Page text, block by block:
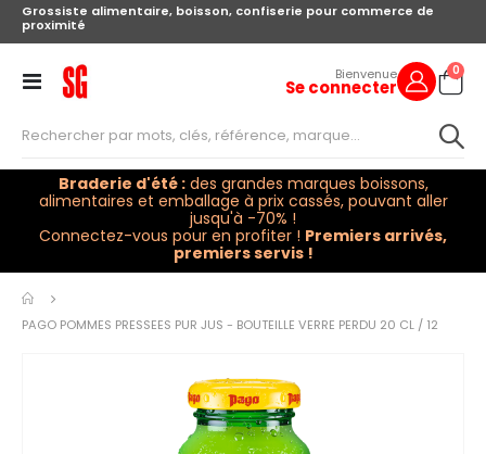
Grossiste alimentaire, boisson, confiserie pour commerce de
proximité
Toggle
Bienvenue
Se connecter Cart
0
Braderie d'été :des grandes marques boissons,
alimentaires et emballage à prix cassés, pouvant aller
jusqu'à -70% !
Connectez-vous pour en profiter ! Premiers arrivés,
premiers servis !
PAGO POMMES PRESSEES PUR JUS - BOUTEILLE VERRE PERDU 20 CL / 12
Skip to
the